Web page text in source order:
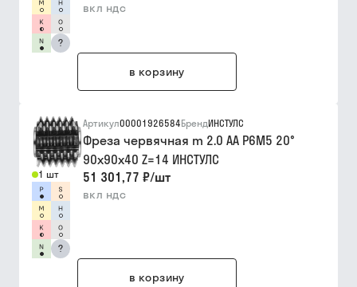
?
вкл ндс
в корзину
1 шт
?
Артикул00001926584БрендИНСТУЛС
Фреза червячная m 2.0 АА Р6М5 20°
90х90х40 Z=14 ИНСТУЛС
51 301,77 ₽/шт
вкл ндс
в корзину